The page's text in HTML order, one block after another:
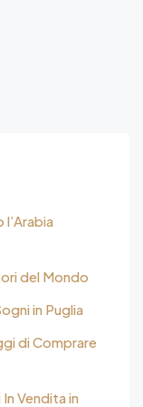
del Mondo
in Puglia
di Comprare
Vendita in